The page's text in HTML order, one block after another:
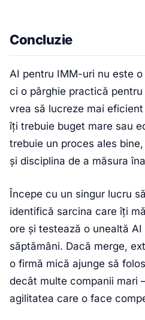
Concluzie
AI pentru IMM-uri nu este
ci o pârghie practică
vrea să lucreze mai
îți trebuie buget mare sau
trebuie un proces ales
și disciplina de a măsura
Începe cu un singur lucru
identifică sarcina care îți
ore și testează o unealtă
săptămâni. Dacă merge,
o firmă mică ajunge să
decât multe companii mari
agilitatea care o face